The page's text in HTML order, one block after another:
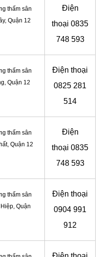
thấm sân
Quận 12
Điện
thoại 0835
748 593
thấm sân
Quận 12
Điện thoại
0825 281
514
thấm sân
Quận 12
Điện
thoại 0835
748 593
thấm sân
Quận
Điện thoại
0904 991
912